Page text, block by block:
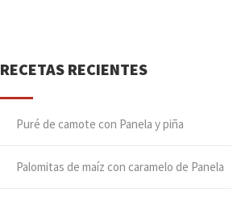
RECETAS RECIENTES
Puré de camote con Panela y piña
Palomitas de maíz con caramelo de Panela